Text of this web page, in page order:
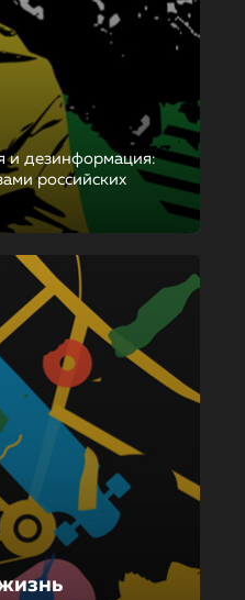
и дезинформация:
российских